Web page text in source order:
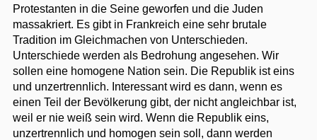
Protestanten in die Seine geworfen und die Juden
massakriert. Es gibt in Frankreich eine sehr brutale
Tradition im Gleichmachen von Unterschieden.
Unterschiede werden als Bedrohung angesehen. Wir
sollen eine homogene Nation sein. Die Republik ist eins
und unzertrennlich. Interessant wird es dann, wenn es
einen Teil der Bevölkerung gibt, der nicht angleichbar ist,
weil er nie weiß sein wird. Wenn die Republik eins,
unzertrennlich und homogen sein soll, dann werden